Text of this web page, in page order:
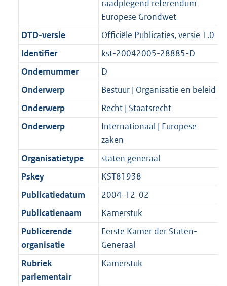
b K
b
raadplegend referendum
Europese Grondwet
DTD-versie
Officiële Publicaties, versie 1.0
Identifier
kst-20042005-28885-D
Ondernummer
D
Onderwerp
Bestuur | Organisatie en beleid
Onderwerp
Recht | Staatsrecht
Onderwerp
Internationaal | Europese
zaken
Organisatietype
staten generaal
Pskey
KST81938
Publicatiedatum
2004-12-02
Publicatienaam
Kamerstuk
Publicerende
organisatie
Eerste Kamer der Staten-
Generaal
Rubriek
parlementair
Kamerstuk